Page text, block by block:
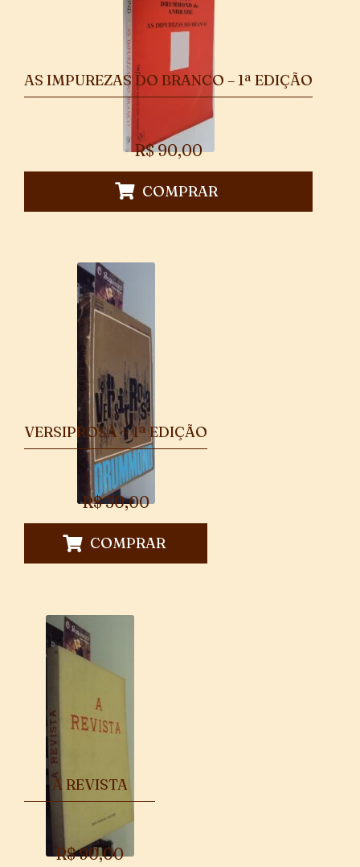
AS IMPUREZAS DO BRANCO – 1ª EDIÇÃO
R$90,00
COMPRAR
VERSIPROSA ~ 1ª EDIÇÃO
R$50,00
COMPRAR
A REVISTA
R$90,00